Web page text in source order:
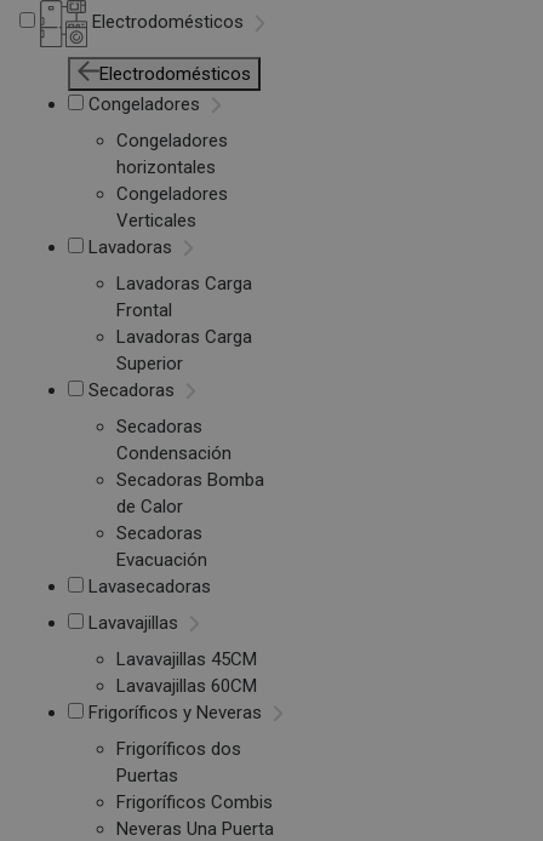
Electrodomésticos
Electrodomésticos
Congeladores
Congeladores
horizontales
Congeladores
Verticales
Lavadoras
Lavadoras Carga
Frontal
Lavadoras Carga
Superior
Secadoras
Secadoras
Condensación
Secadoras Bomba
de Calor
Secadoras
Evacuación
Lavasecadoras
Lavavajillas
Lavavajillas 45CM
Lavavajillas 60CM
Frigoríficos y Neveras
Frigoríficos dos
Puertas
Frigoríficos Combis
Neveras Una Puerta